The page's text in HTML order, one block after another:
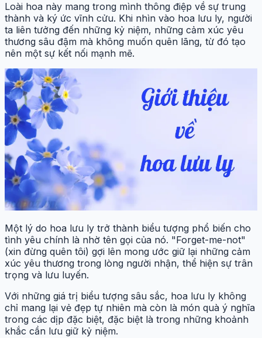
Loài hoa này mang trong mình thông điệp về sự trung
thành và ký ức vĩnh cửu. Khi nhìn vào hoa lưu ly, người
ta liên tưởng đến những kỷ niệm, những cảm xúc yêu
thương sâu đậm mà không muốn quên lãng, từ đó tạo
nên một sự kết nối mạnh mẽ.
Một lý do hoa lưu ly trở thành biểu tượng phổ biến cho
tình yêu chính là nhờ tên gọi của nó. "Forget-me-not"
(xin đừng quên tôi) gợi lên mong ước giữ lại những cảm
xúc yêu thương trong lòng người nhận, thể hiện sự trân
trọng và lưu luyến.
Với những giá trị biểu tượng sâu sắc, hoa lưu ly không
chỉ mang lại vẻ đẹp tự nhiên mà còn là món quà ý nghĩa
trong các dịp đặc biệt, đặc biệt là trong những khoảnh
khắc cần lưu giữ kỷ niệm.